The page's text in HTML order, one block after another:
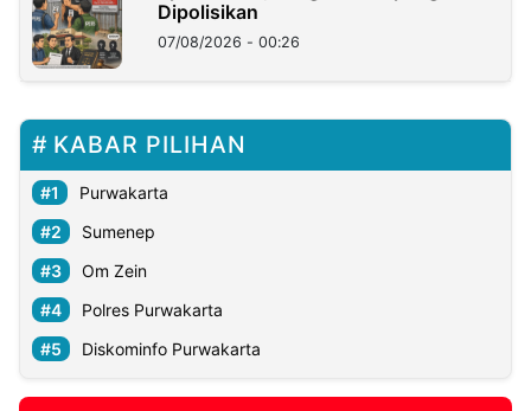
Dipolisikan
07/08/2026 - 00:26
KABAR PILIHAN
Purwakarta
Sumenep
Om Zein
Polres Purwakarta
Diskominfo Purwakarta